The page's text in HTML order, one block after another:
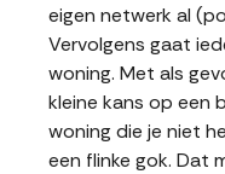
eigen netwerk al
Vervolgens gaat
woning. Met als
kleine kans op een
woning die je niet
een flinke gok. Dat